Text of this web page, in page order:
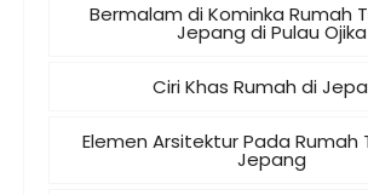
Bermalam di Kominka Rumah
Jepang di Pulau Ojika
Ciri Khas Rumah di
Elemen Arsitektur Pada Rumah
Jepang